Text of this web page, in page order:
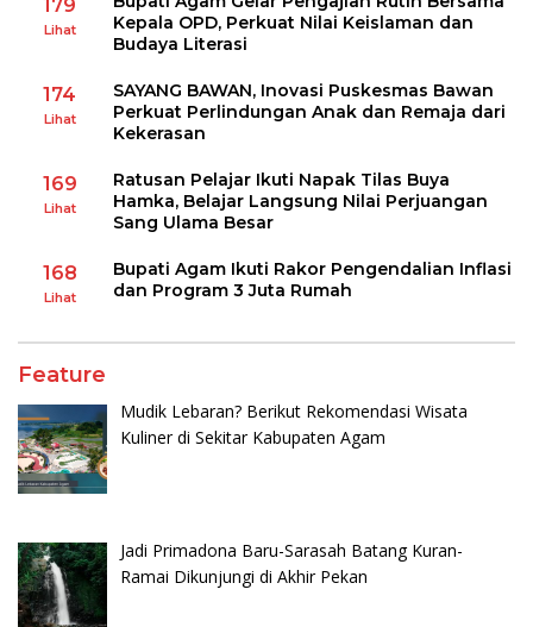
179
Lihat
Kepala OPD, Perkuat Nilai Keislaman dan
Budaya Literasi
174
Lihat
SAYANG BAWAN, Inovasi Puskesmas Bawan
Perkuat Perlindungan Anak dan Remaja dari
Kekerasan
169
Lihat
Ratusan Pelajar Ikuti Napak Tilas Buya
Hamka, Belajar Langsung Nilai Perjuangan
Sang Ulama Besar
168
Lihat
Bupati Agam Ikuti Rakor Pengendalian Inflasi
dan Program 3 Juta Rumah
Feature
Mudik Lebaran? Berikut Rekomendasi Wisata
Kuliner di Sekitar Kabupaten Agam
Jadi Primadona Baru-Sarasah Batang Kuran-
Ramai Dikunjungi di Akhir Pekan